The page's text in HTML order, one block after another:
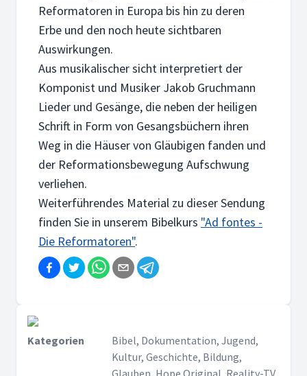
Reformatoren in Europa bis hin zu deren
Erbe und den noch heute sichtbaren
Auswirkungen.
Aus musikalischer sicht interpretiert der
Komponist und Musiker Jakob Gruchmann
Lieder und Gesänge, die neben der heiligen
Schrift in Form von Gesangsbüchern ihren
Weg in die Häuser von Gläubigen fanden und
der Reformationsbewegung Aufschwung
verliehen.
Weiterführendes Material zu dieser Sendung
finden Sie in unserem Bibelkurs "Ad fontes -
Die Reformatoren".
Kategorien
Bibel, Dokumentation, Jugend,
Kultur, Geschichte, Bildung,
Glauben, Hope Original, Reality-TV